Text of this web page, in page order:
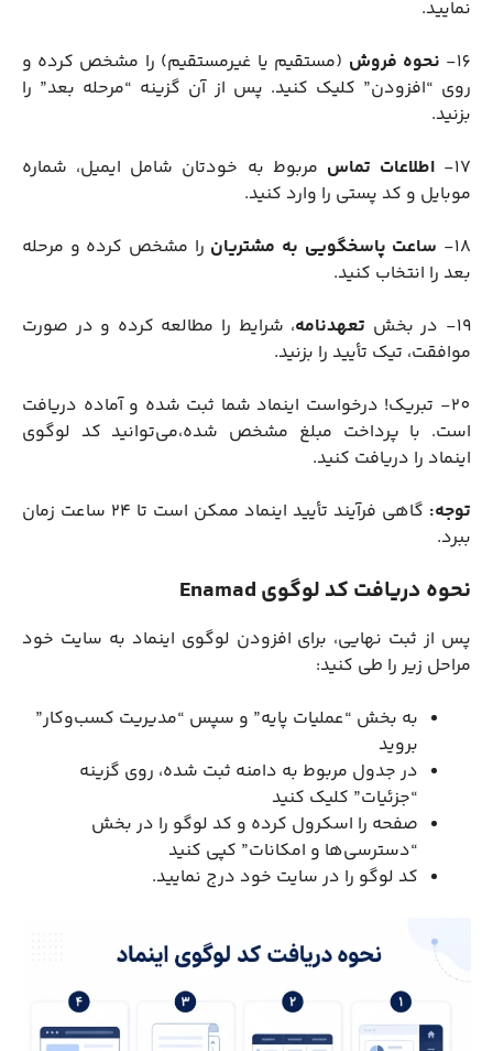
نمایید.
16-
نحوه فروش (مستقیم یا غیرمستقیم) را مشخص کرده و
روی “افزودن” کلیک کنید. پس از آن گزینه “مرحله بعد” را
بزنید.
17-
اطلاعات تماس مربوط به خودتان شامل ایمیل، شماره
موبایل و کد پستی را وارد کنید.
18-
ساعت پاسخگویی به مشتریان را مشخص کرده و مرحله
بعد را انتخاب کنید.
19- در بخش
تعهدنامه، شرایط را مطالعه کرده و در صورت
موافقت، تیک تأیید را بزنید.
20- تبریک! درخواست اینماد شما ثبت شده و آماده دریافت
است. با پرداخت مبلغ مشخص شده،می‌توانید کد لوگوی
اینماد را دریافت کنید.
توجه:
گاهی فرآیند تأیید اینماد ممکن است تا ۲۴ ساعت زمان
ببرد.
نحوه دریافت کد لوگوی Enamad
پس از ثبت نهایی، برای افزودن لوگوی اینماد به سایت خود
مراحل زیر را طی کنید:
به بخش “عملیات پایه” و سپس “مدیریت کسب‌وکار”
بروید
در جدول مربوط به دامنه ثبت شده، روی گزینه
“جزئیات” کلیک کنید
صفحه را اسکرول کرده و کد لوگو را در بخش
“دسترسی‌ها و امکانات” کپی کنید
کد لوگو را در سایت خود درج نمایید.